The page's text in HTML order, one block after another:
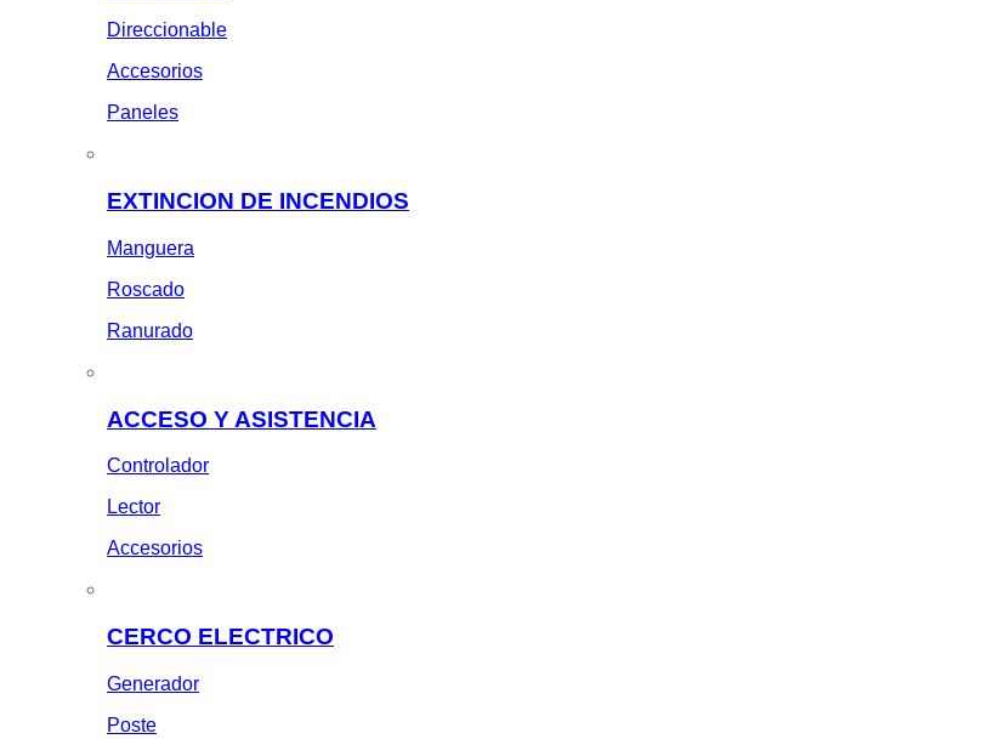
Direccionable
Accesorios
Paneles
EXTINCION DE INCENDIOS
Manguera
Roscado
Ranurado
ACCESO Y ASISTENCIA
Controlador
Lector
Accesorios
CERCO ELECTRICO
Generador
Poste